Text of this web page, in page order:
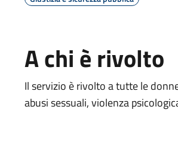
A chi è rivolto
Il servizio è rivolto atutte le
abusi sessuali, violenza